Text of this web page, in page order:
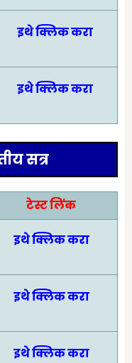
इथे क्लिक करा
इथे क्लिक करा
सत्र
टेस्ट लिंक
इथे क्लिक करा
इथे क्लिक करा
इथे क्लिक करा